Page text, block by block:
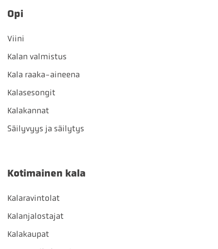
Opi
Viini
Kalan valmistus
Kala raaka-aineena
Kalasesongit
Kalakannat
Säilyvyys ja säilytys
Kotimainen kala
Kalaravintolat
Kalanjalostajat
Kalakaupat